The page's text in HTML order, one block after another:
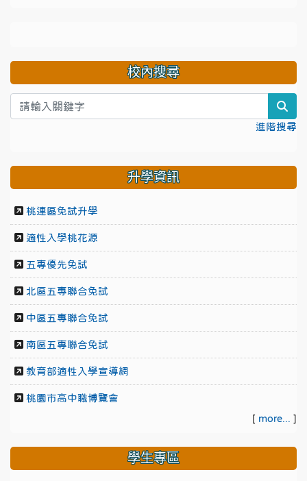
校內搜尋
進階搜尋
升學資訊
桃連區免試升學
適性入學桃花源
五專優先免試
北區五專聯合免試
中區五專聯合免試
南區五專聯合免試
教育部適性入學宣導網
桃園市高中職博覽會
[ more... ]
學生專區